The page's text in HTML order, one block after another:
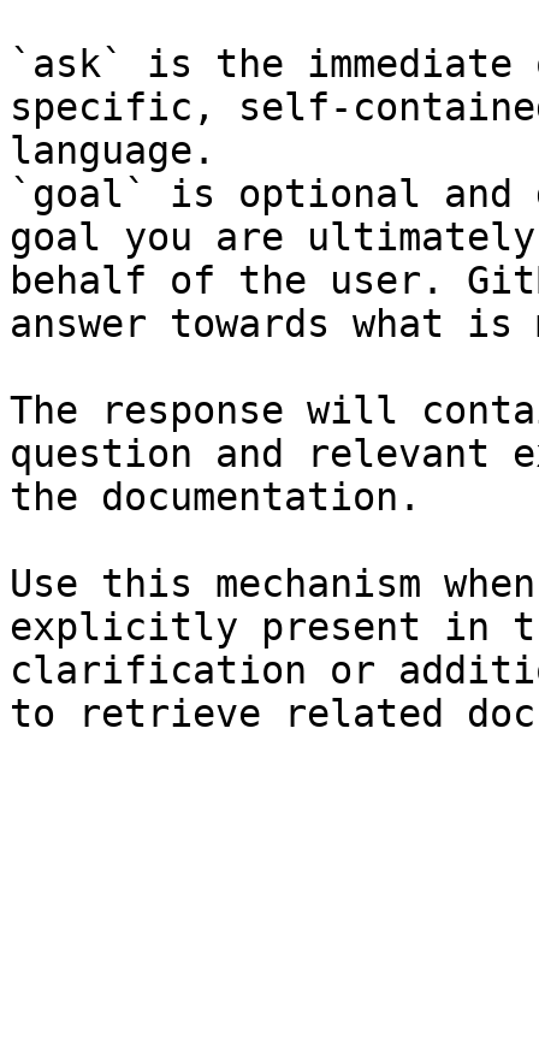
`ask` is the
specific, self-
language.
`goal` is optional and
goal you are
behalf of the user.
answer towards what
The response will
question and relevant
the documentation.
Use this mechanism
explicitly present in
clarification or